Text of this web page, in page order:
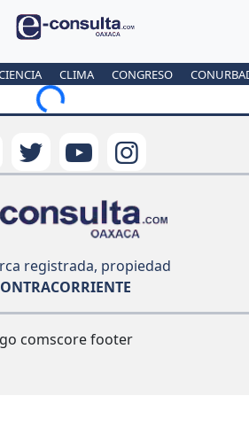
CLIMA CONGRESO
Loading...
registrada, propiedad